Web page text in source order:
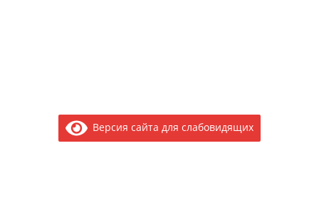
Версия сайта для слабовидящих